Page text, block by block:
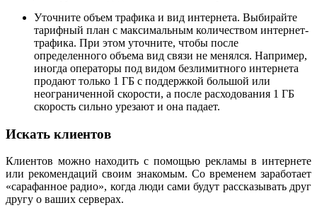
Уточните объем трафика и вид интернета. Выбирайте
тарифный план с максимальным количеством интернет-
трафика. При этом уточните, чтобы после
определенного объема вид связи не менялся. Например,
иногда операторы под видом безлимитного интернета
продают только 1 ГБ с поддержкой большой или
неограниченной скорости, а после расходования 1 ГБ
скорость сильно урезают и она падает.
Искать клиентов
Клиентов можно находить с помощью рекламы в интернете
или рекомендаций своим знакомым. Со временем заработает
«сарафанное радио», когда люди сами будут рассказывать друг
другу о ваших серверах.